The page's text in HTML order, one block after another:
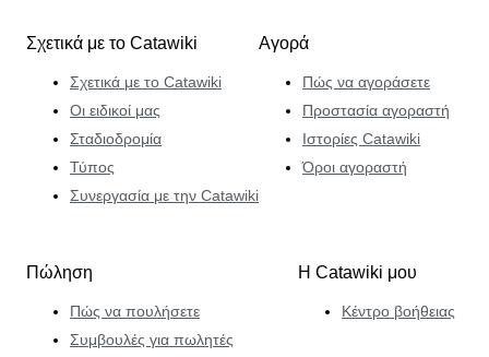
Σχετικά με το Catawiki
Σχετικά με το Catawiki
Οι ειδικοί μας
Σταδιοδρομία
Τύπος
Συνεργασία με την Catawiki
Αγορά
Πώς να αγοράσετε
Προστασία αγοραστή
Ιστορίες Catawiki
Όροι αγοραστή
Πώληση
Πώς να πουλήσετε
Συμβουλές για πωλητές
Η Catawiki μου
Κέντρο βοήθειας